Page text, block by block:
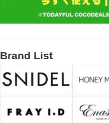
Brand List